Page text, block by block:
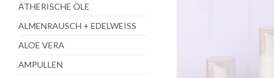
ÄTHERISCHE ÖLE
ALMENRAUSCH + EDELWEISS
ALOE VERA
AMPULLEN